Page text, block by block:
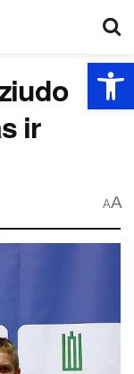
ir
AA